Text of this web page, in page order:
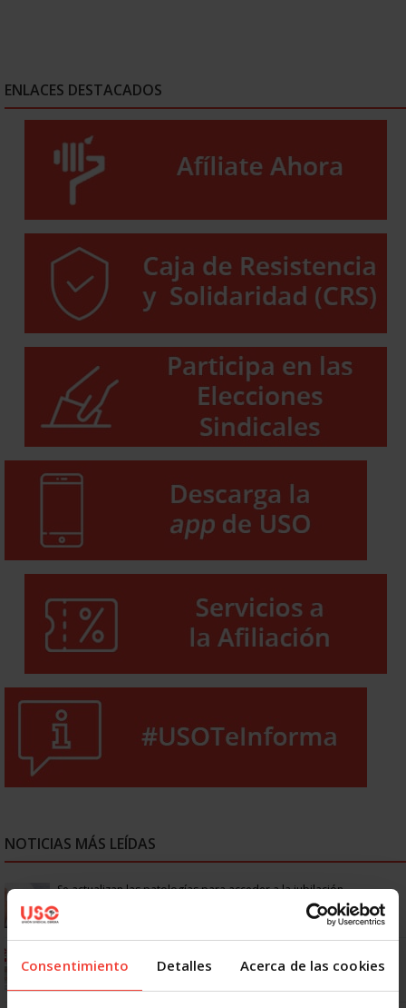
Consentimiento Detalles Acerca de las cookies
ENLACES DESTACADOS
NOTICIAS MÁS LEÍDAS
Se actualizan las patologías para acceder a la jubilación